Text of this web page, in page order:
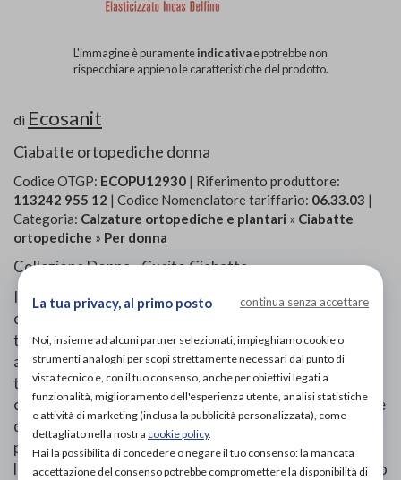
L'immagine è puramenteindicativae potrebbe non
rispecchiare appieno le caratteristiche del prodotto.
di Ecosanit
Ciabatte ortopediche donna
Codice OTGP: ECOPU12930 | Riferimento produttore:
113242 955 12 | Codice Nomenclatore tariffario: 06.33.03 |
Categoria: Calzature ortopediche e plantari » Ciabatte
ortopediche » Per donna
Collezione Donna - Cucito Ciabatte.
Il Progetto - Comfort e Tecnica: Creare per la donna
calzature nelle quali sia possibile coniugare comodità,
tecnica e stile nello stesso prodotto. Modelli capaci di
adattarsi alla personalità femminile e di seguirne il
tempo. ECOSANIT, leader in Italia nel settore delle
calzature tecniche, ha creato per la donna una collezione
di calzature uniche, funzionali e pratiche. Un ventaglio di
proposte ricche di particolari,dettagli invisibili e
lavorazioni inedite. Per dare alla donna moderna il modo
La tua privacy, al primo posto continua senza accettare
Noi, insieme ad alcuni partner selezionati, impieghiamo cookie o
strumenti analoghi per scopi strettamente necessari dal punto di
vista tecnico e, con il tuo consenso, anche per obiettivi legati a
funzionalità, miglioramento dell'esperienza utente, analisi statistiche
e attività di marketing (inclusa la pubblicità personalizzata), come
dettagliato nella nostra cookie policy.
Hai la possibilità di concedere o negare il tuo consenso: la mancata
accettazione del consenso potrebbe compromettere la disponibilità di